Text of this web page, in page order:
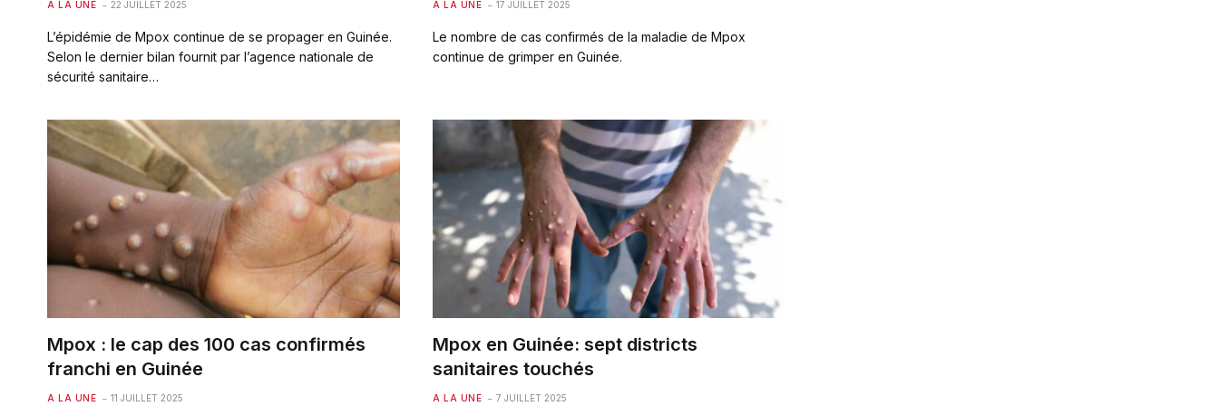
A LA UNE 22 JUILLET 2025
L’épidémie de Mpox continue de se propager en Guinée.
Selon le dernier bilan fournit par l’agence nationale de
sécurité sanitaire…
A LA UNE 17 JUILLET 2025
Le nombre de cas confirmés de la maladie de Mpox
continue de grimper en Guinée.
Mpox : le cap des 100 cas confirmés
franchi en Guinée
A LA UNE 11 JUILLET 2025
Mpox en Guinée: sept districts
sanitaires touchés
A LA UNE 7 JUILLET 2025